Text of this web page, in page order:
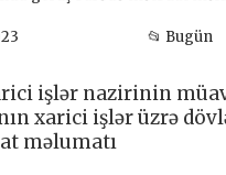
📂 Bugün
işlər nazirinin
xarici işlər üzrə
məlumatı